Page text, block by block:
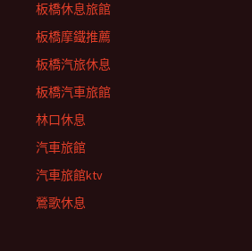
板橋休息旅館
板橋摩鐵推薦
板橋汽旅休息
板橋汽車旅館
林口休息
汽車旅館
汽車旅館ktv
鶯歌休息